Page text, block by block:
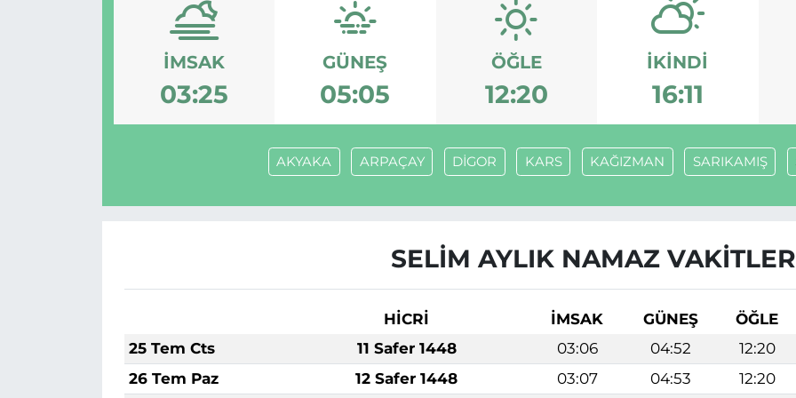
İMSAK
03:25
GÜNEŞ
05:05
ÖĞLE
12:20
İKINDI
16:11
AKYAKA ARPAÇAY DİGOR KARS KAĞIZMAN SARIKAMIŞ
SELİM AYLIK NAMAZ
HİCRİ İMSAK GÜNEŞ
ÖĞLE
25 Tem Cts
11 Safer 1448 03:06 04:52
12:20
26 Tem Paz
12 Safer 1448 03:07 04:53 12:20
Gizlilik Sözleşmesi